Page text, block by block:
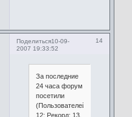
Поделиться 14
10-09-
2007 19:33:52
За последние
24 часа форум
посетили
(Пользователей:
12; Рекорд: 13,